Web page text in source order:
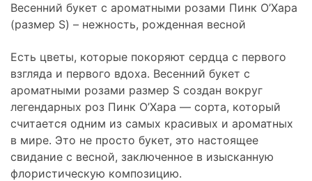
Весенний букет с ароматными розами Пинк О’Хара
(размер S) – нежность, рожденная весной
Есть цветы, которые покоряют сердца с первого
взгляда и первого вдоха. Весенний букет с
ароматными розами размер S создан вокруг
легендарных роз Пинк О’Хара — сорта, который
считается одним из самых красивых и ароматных
в мире. Это не просто букет, это настоящее
свидание с весной, заключенное в изысканную
флористическую композицию.